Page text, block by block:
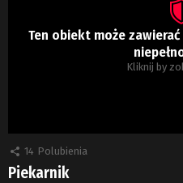
Ten obiekt może
Kliknij by
14 Polubienia
Piekarnik